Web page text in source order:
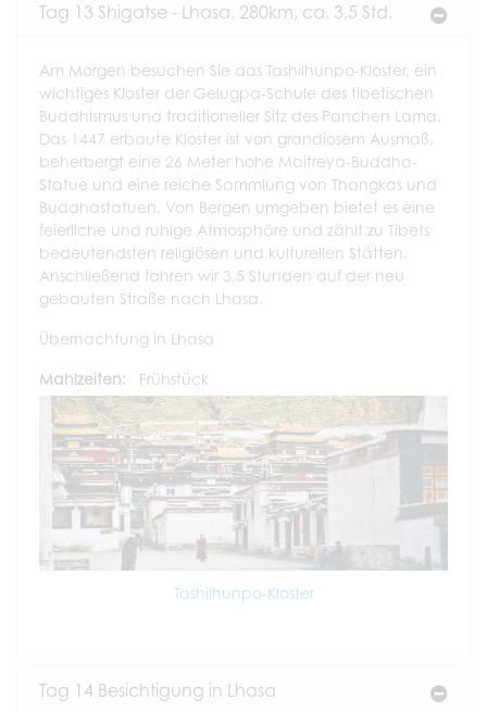
Tag 13 Shigatse - Lhasa, 280km, ca. 3,5 Std.
Am Morgen besuchen Sie das Tashilhunpo-Kloster, ein
wichtiges Kloster der Gelugpa-Schule des tibetischen
Buddhismus und traditioneller Sitz des Panchen Lama.
Das 1447 erbaute Kloster ist von grandiosem Ausmaß,
beherbergt eine 26 Meter hohe Maitreya-Buddha-
Statue und eine reiche Sammlung von Thangkas und
Buddhastatuen. Von Bergen umgeben bietet es eine
feierliche und ruhige Atmosphäre und zählt zu Tibets
bedeutendsten religiösen und kulturellen Stätten.
Anschließend fahren wir 3,5 Stunden auf der neu
gebauten Straße nach Lhasa.
Übernachtung in Lhasa
Mahlzeiten: Frühstück
Tashilhunpo-Kloster
Tag 14 Besichtigung in Lhasa